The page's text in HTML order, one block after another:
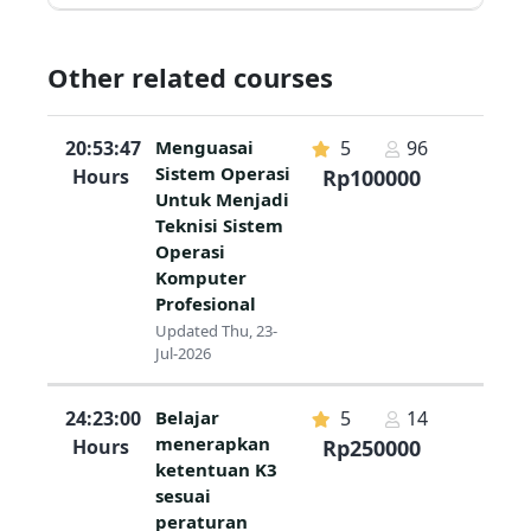
Other related courses
20:53:47
Hours
Menguasai
Sistem Operasi
Untuk Menjadi
Teknisi Sistem
Operasi
Komputer
Profesional
Updated Thu, 23-
Jul-2026
5 96
Rp100000
24:23:00
Hours
Belajar
menerapkan
ketentuan K3
sesuai
peraturan
5 14
Rp250000